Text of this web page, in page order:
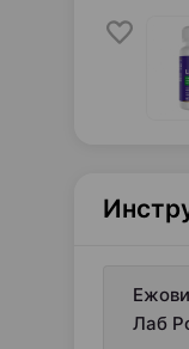
Лаб